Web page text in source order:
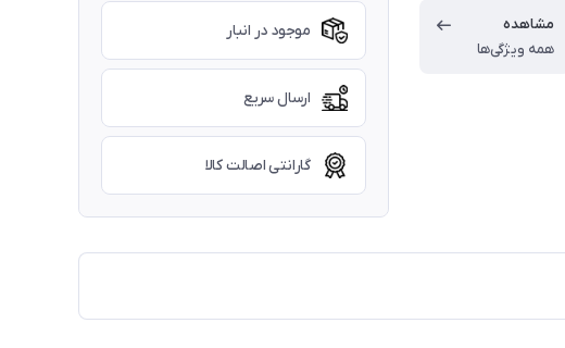
مشاهده
همه ویژگی‌ها
موجود در انبار
ارسال سریع
گارانتی اصالت کالا